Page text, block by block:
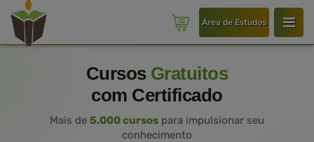
Área de Estudos
Cursos Gratuitos
com Certificado
Mais de 5.000 cursos para impulsionar seu
conhecimento